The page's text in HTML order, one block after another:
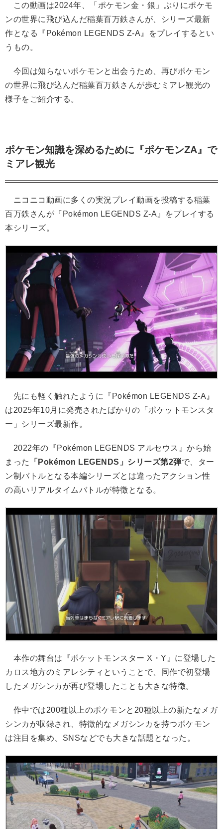
この動画は2024年、「ポケモン金・銀」ぶりにポケモ
ンの世界に飛び込んだ稲葉百万鉄さんが、シリーズ最新
作となる『Pokémon LEGENDS Z-A』をプレイするとい
うもの。
今回は知らないポケモンと出会うため、再びポケモン
の世界に飛び込んだ稲葉百万鉄さんが歩むミアレ観光の
様子をご紹介する。
ポケモン知識を深めるために『ポケモンZA』で
ミアレ観光
ニコニコ動画に多くの実況プレイ動画を投稿する稲葉
百万鉄さんが『Pokémon LEGENDS Z-A』をプレイする
本シリーズ。
先にも軽く触れたように『Pokémon LEGENDS Z-A』
は2025年10月に発売されたばかりの「ポケットモンスタ
ー」シリーズ最新作。
2022年の『Pokémon LEGENDS アルセウス』から始
まった
「Pokémon LEGENDS」シリーズ第2弾で、ター
ン制バトルとなる本編シリーズとは違ったアクション性
の高いリアルタイムバトルが特徴となる。
本作の舞台は『ポケットモンスター X・Y』に登場した
カロス地方のミアレシティということで、同作で初登場
したメガシンカが再び登場したことも大きな特徴。
作中では200種以上のポケモンと20種以上の新たなメガ
シンカが収録され、特徴的なメガシンカを持つポケモン
は注目を集め、SNSなどでも大きな話題となった。